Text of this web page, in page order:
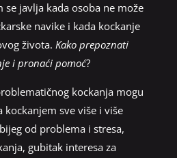
se javlja kada osoba ne može
navike i kada kockanje
života. Kako prepoznati
i pronaći pomoć?
kockanja mogu
sve više i više
od problema i stresa,
gubitak interesa za